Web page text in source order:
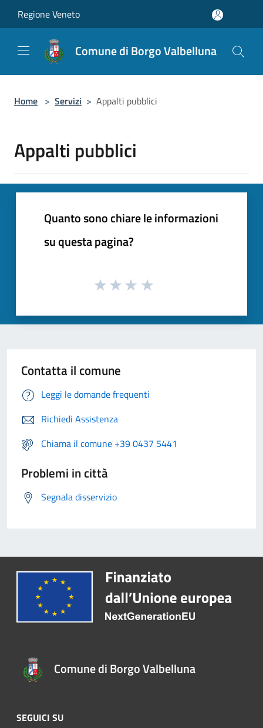
Regione Veneto
Comune di Borgo Valbelluna
Home > Servizi > Appalti pubblici
Appalti pubblici
Quanto sono chiare le informazioni
su questa pagina?
Contatta il comune
Leggi le domande frequenti
Richiedi Assistenza
Chiama il comune +39 0437 5441
Problemi in città
Segnala disservizio
Comune di Borgo Valbelluna
SEGUICI SU